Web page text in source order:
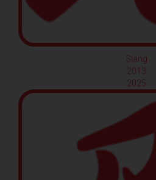
Slang
2013
2025